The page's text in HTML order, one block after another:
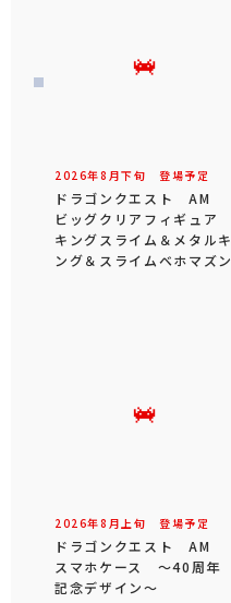
2026年8 月下旬 登場予定
ドラゴンクエスト AM
ビッグクリアフィギュア
キングスライム＆メタルキ
ング＆スライムベホマズン
2026年8 月 上旬 登場予定
ドラゴンクエスト AM
スマホケース ～40周年
記念デザイン～